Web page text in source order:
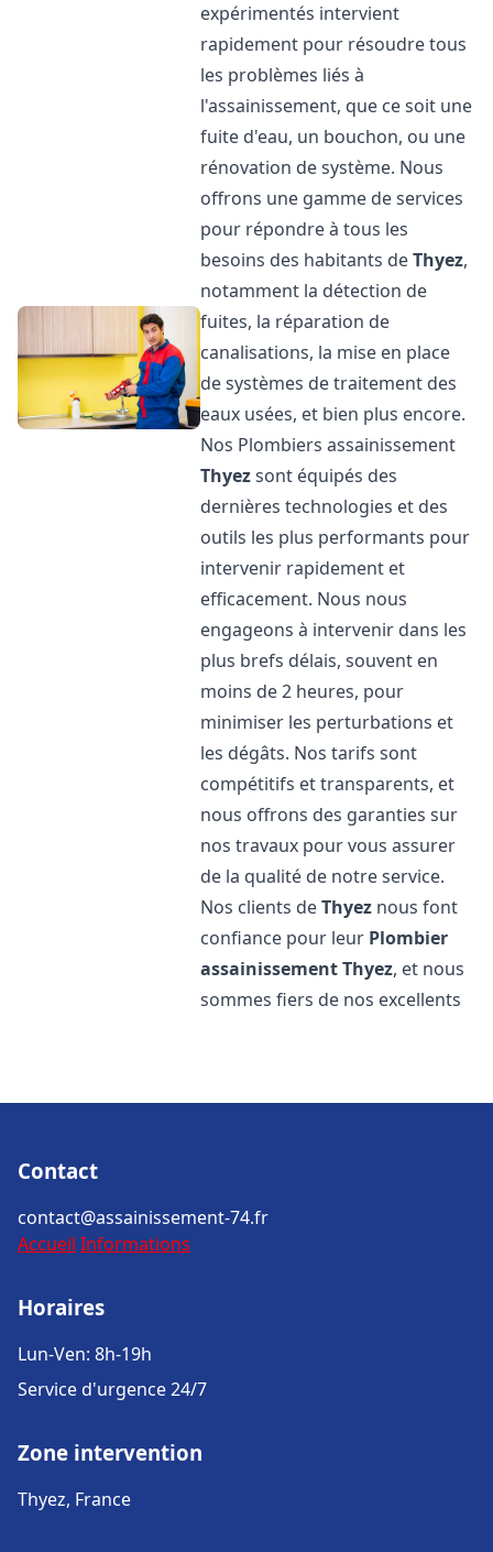
expérimentés intervient
rapidement pour résoudre tous
les problèmes liés à
l'assainissement, que ce soit une
fuite d'eau, un bouchon, ou une
rénovation de système. Nous
offrons une gamme de services
pour répondre à tous les
besoins des habitants deThyez,
notamment la détection de
fuites, la réparation de
canalisations, la mise en place
de systèmes de traitement des
eaux usées, et bien plus encore.
Nos Plombiers assainissement
Thyezsont équipés des
dernières technologies et des
outils les plus performants pour
intervenir rapidement et
efficacement. Nous nous
engageons à intervenir dans les
plus brefs délais, souvent en
moins de 2 heures, pour
minimiser les perturbations et
les dégâts. Nos tarifs sont
compétitifs et transparents, et
nous offrons des garanties sur
nos travaux pour vous assurer
de la qualité de notre service.
Nos clients deThyez nous font
confiance pour leur Plombier
assainissementThyez, et nous
sommes fiers de nos excellents
Contact
contact@assainissement-74.fr
Accueil Informations
Horaires
Lun-Ven: 8h-19h
Service d'urgence 24/7
Zone intervention
Thyez, France